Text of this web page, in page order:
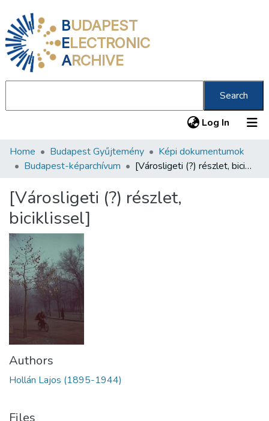
BUDAPEST
ELECTRONIC
ARCHIVE
Search
Log In (current)
Communities & Collections
Statistics
About us
Home Budapest Gyűjtemény
Képi dokumentumok
Budapest-képarchívum
[Városligeti (?) részlet, biciklissel]
[Városligeti (?) részlet,
biciklissel]
Authors
Hollán Lajos (1895-1944)
Files